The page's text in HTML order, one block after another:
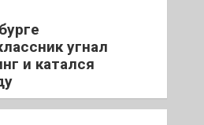
угнал
и катался